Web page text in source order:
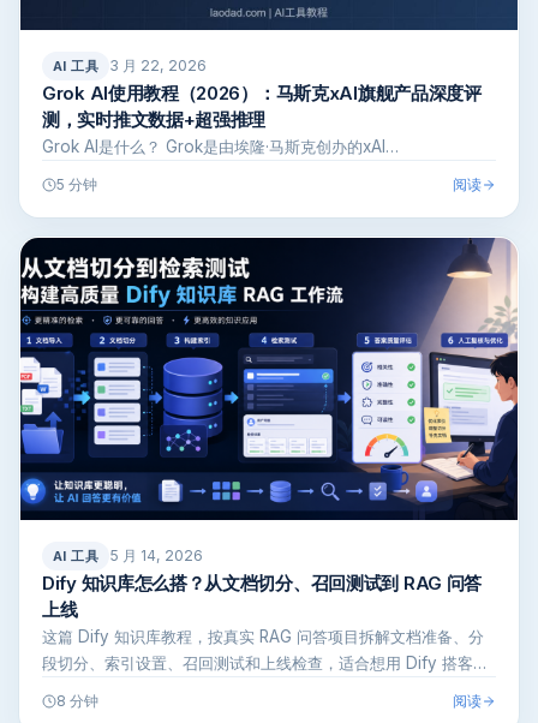
AI 工具 3 月 22, 2026
Grok AI使用教程（2026）：马斯克xAI旗舰产品深度评
测，实时推文数据+超强推理
Grok AI是什么？ Grok是由埃隆·马斯克创办的xAI…
5 分钟 阅读
AI 工具 5 月 14, 2026
Dify 知识库怎么搭？从文档切分、召回测试到 RAG 问答
上线
这篇 Dify 知识库教程，按真实 RAG 问答项目拆解文档准备、分
段切分、索引设置、召回测试和上线检查，适合想用 Dify 搭客…
8 分钟 阅读